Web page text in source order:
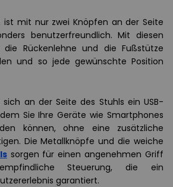
mit nur zwei Knöpfen an der Seite
benutzerfreundlich. Mit diesen
die Rückenlehne und die Fußstütze
und so jede gewünschte Position
an der Seite des Stuhls ein USB-
Sie Ihre Geräte wie Smartphones
können, ohne eine zusätzliche
Die Metallknöpfe und die weiche
sorgen für einen angenehmen Griff
Steuerung, die ein
garantiert.